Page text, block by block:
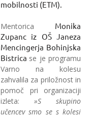
mobilnosti (ETM).
Mentorica
Monika
Zupanc iz OŠ Janeza
Mencingerja Bohinjska
Bistrica se je programu
Varno na kolesu
zahvalila za priložnost in
pomoč pri organizaciji
izleta: »S skupino
učencev smo se s kolesi